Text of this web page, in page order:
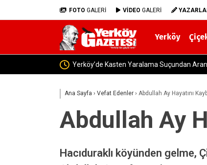
FOTO GALERİ VİDEO GALERİ
Yerköy
Yozgat’ta
Ana Sayfa › Vefat Edenler › Abdullah Ay Hayatını
Abdullah Ay
Hacıduraklı köyünden gelme,